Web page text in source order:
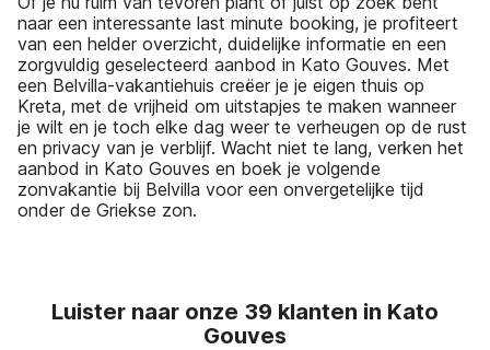
naar een interessante last minute booking, je profiteert
van een helder overzicht, duidelijke informatie en een
zorgvuldig geselecteerd aanbod in Kato Gouves. Met
een Belvilla-vakantiehuis creëer je je eigen thuis op
Kreta, met de vrijheid om uitstapjes te maken wanneer
je wilt en je toch elke dag weer te verheugen op de rust
en privacy van je verblijf. Wacht niet te lang, verken het
aanbod in Kato Gouves en boek je volgende
zonvakantie bij Belvilla voor een onvergetelijke tijd
onder de Griekse zon.
Luister naar onze 39 klanten in Kato
Gouves